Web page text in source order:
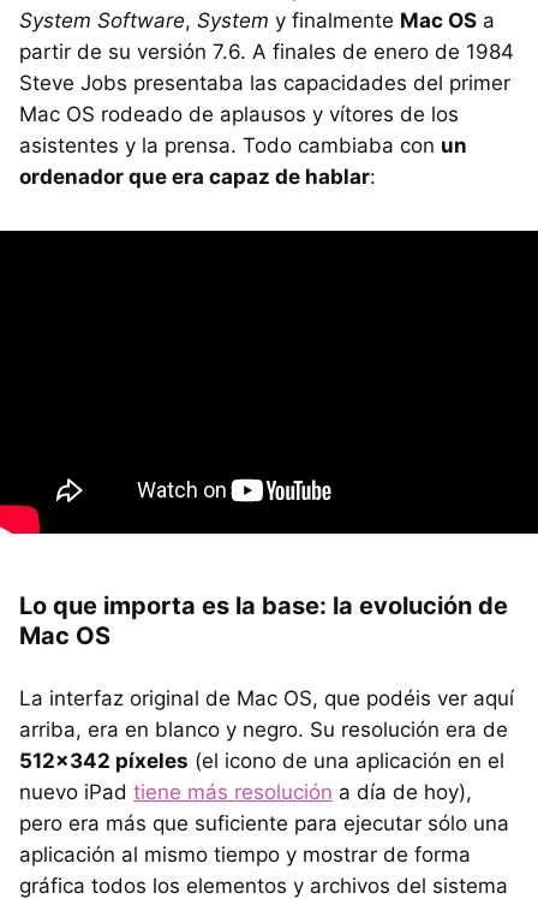
System Software, System y finalmente Mac OS a
partir de su versión 7.6. A finales de enero de 1984
Steve Jobs presentaba las capacidades del primer
Mac OS rodeado de aplausos y vítores de los
asistentes y la prensa. Todo cambiaba con un
ordenador que era capaz de hablar:
Lo que importa es la base: la evolución de
Mac OS
La interfaz original de Mac OS, que podéis ver aquí
arriba, era en blanco y negro. Su resolución era de
512×342 píxeles (el icono de una aplicación en el
nuevo iPad tiene más resolución a día de hoy),
pero era más que suficiente para ejecutar sólo una
aplicación al mismo tiempo y mostrar de forma
gráfica todos los elementos y archivos del sistema